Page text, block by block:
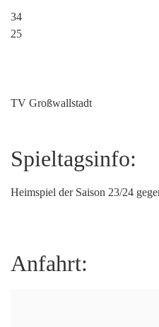
34
25
TV Großwallstadt
Spieltagsinfo:
Heimspiel der Saison 23/24
Anfahrt: